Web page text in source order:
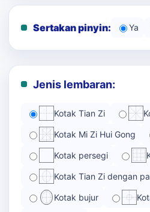
Sertakan pinyin: Ya
Jenis lembaran:
Kotak Tian Zi
Kotak Mi Zi Hui Gong
Kotak persegi
Kotak Tian Zi dengan
Kotak bujur